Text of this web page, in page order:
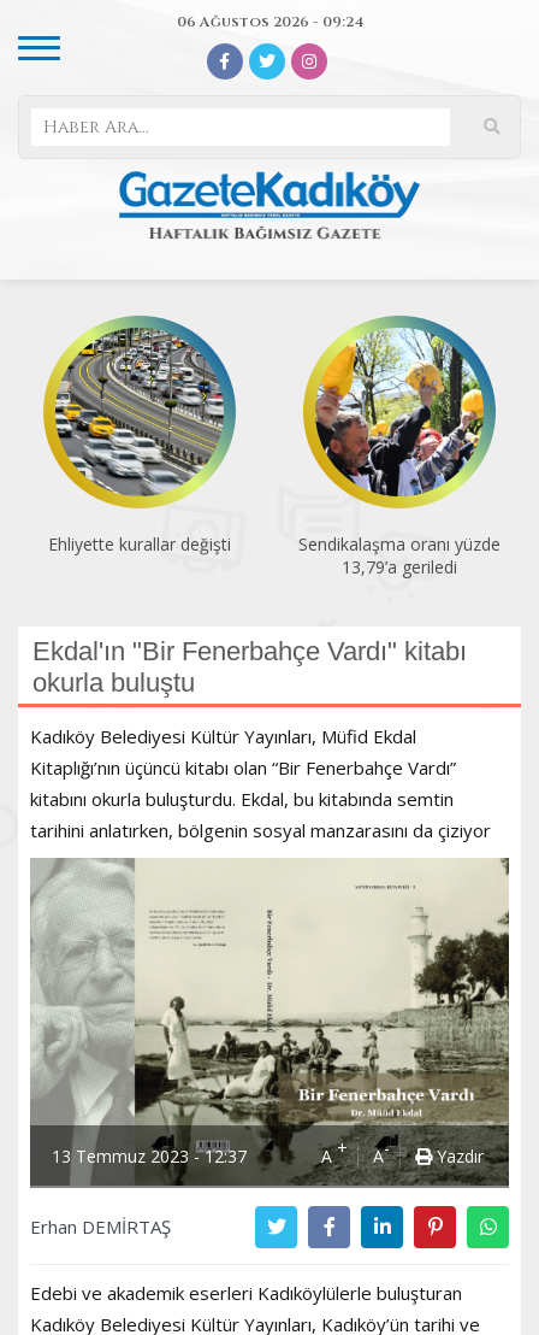
06 Ağustos 2026 - 09:24
Sendikalaşma oranı yüzde
İlk altı ayda 150 kadın
öldürüldü
Ekdal'ın "Bir Fenerbahçe Vardı" kitabı
okurla buluştu
Kadıköy Belediyesi Kültür Yayınları, Müfid Ekdal
Kitaplığı’nın üçüncü kitabı olan “Bir Fenerbahçe Vardı”
kitabını okurla buluşturdu. Ekdal, bu kitabında semtin
tarihini anlatırken, bölgenin sosyal manzarasını da çiziyor
13 Temmuz 2023 - 12:37 A+ A- Yazdır
Erhan DEMİRTAŞ
Edebi ve akademik eserleri Kadıköylülerle buluşturan
Kadıköy Belediyesi Kültür Yayınları, Kadıköy’ün tarihi ve